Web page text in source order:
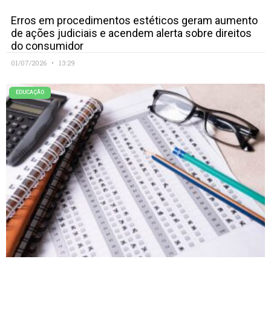
Erros em procedimentos estéticos geram aumento
de ações judiciais e acendem alerta sobre direitos
do consumidor
01/07/2026 13:29
EDUCAÇÃO